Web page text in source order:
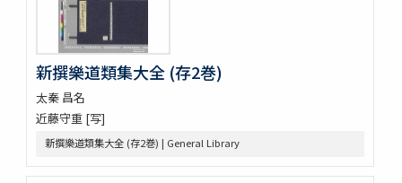
卜養狂哥集 2巻
播州舊記
四季物語
すみよし物語
本朝續文粹 13巻
紀伊國牟婁郡色川村色川氏藏文書
大鏡 (存2巻)
新撰樂道類集大全 (存2巻)
太秦 昌名
近藤守重 [写]
新撰樂道類集大全 (存2巻) | General Library